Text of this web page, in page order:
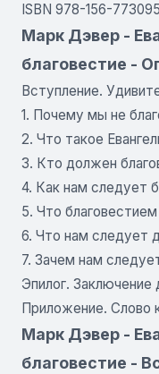
ISBN 978-156-
Марк Дэвер -
благовестие -
Вступление.
1. Почему мы не
2. Что такое
3. Кто должен
4. Как нам следует
5. Что
6. Что нам следует
7. Зачем нам
Эпилог. Заключение
Приложение. Слово
Марк Дэвер -
благовестие -